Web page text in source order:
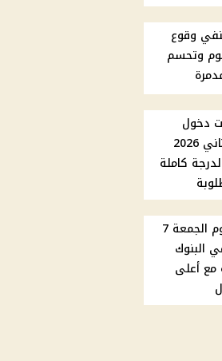
وقوع
وتحسم
دخول
امتحانات الدور الثاني 2026
كاملة
أسعار الدولار اليوم الجمعة 7
2026 في البنوك
مع أعلى